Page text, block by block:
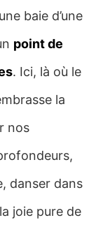
baie d’une
point de
. Ici, là où le
la
nos
danser dans
joie pure de